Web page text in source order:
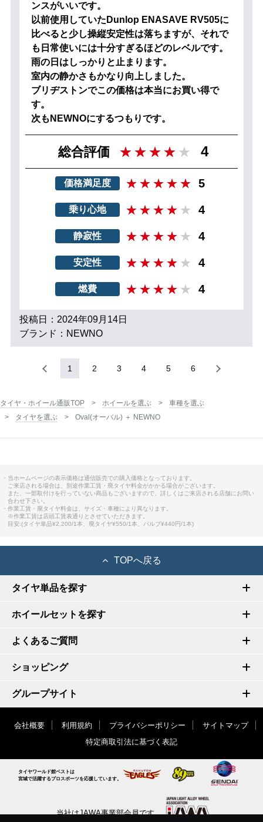
ンスがいいです。
以前使用していたDunlop ENASAVE RV505に
比べると少し操縦安定性は落ちますが、それで
も日常使いには十分すぎるほどのレベルです。
雨の日はしっかりと止まります。
室内の静かさもかなり向上しました。
ブリヂストンでこの価格は本当にお買い得で
す。
次もNEWNOにするつもりです。
総合評価 4
価格満足度 5
乗り心地 4
静寂性 4
安定性 4
燃費 4
投稿日：2024年09月14日
ブランド：NEWNO
1 2 3 4 5 6
タイヤ・ホイール通販TOP ホイールを選ぶ
車種を選ぶ
タイヤを選ぶ
Oval(オーバル) ＋ NEWNO
・当ホームページの表示価格は通信販売での購入価格となっております。
ご来店される場合は、別途作業工賃・廃タイヤ料金がかかる場合がございます。
また、一部取付けを行っていない商品もございますので、詳しくはご来店される店舗にお問い
合わせ下さい。
・作業工賃・廃タイヤ料金は、サイズ・車種により異なります。
※作業工賃は店頭工賃表通りとさせていただきます。
目安:(タイヤ単品¥2,200/1本、廃タイヤ¥550/1本、バルブ¥440円/1本)
TOPへ戻る
タイヤ単品を探す
ホイールセットを探す
よくあるご質問
ショッピング
グループサイト
会社概要 利用規約 プライバシーポリシー
サイトマップ
特定商取引法に基づく表記
タイヤワールド館ベストは
宮城で活躍するプロスポーツを応援しています。
当社はJAWA事業部会員です